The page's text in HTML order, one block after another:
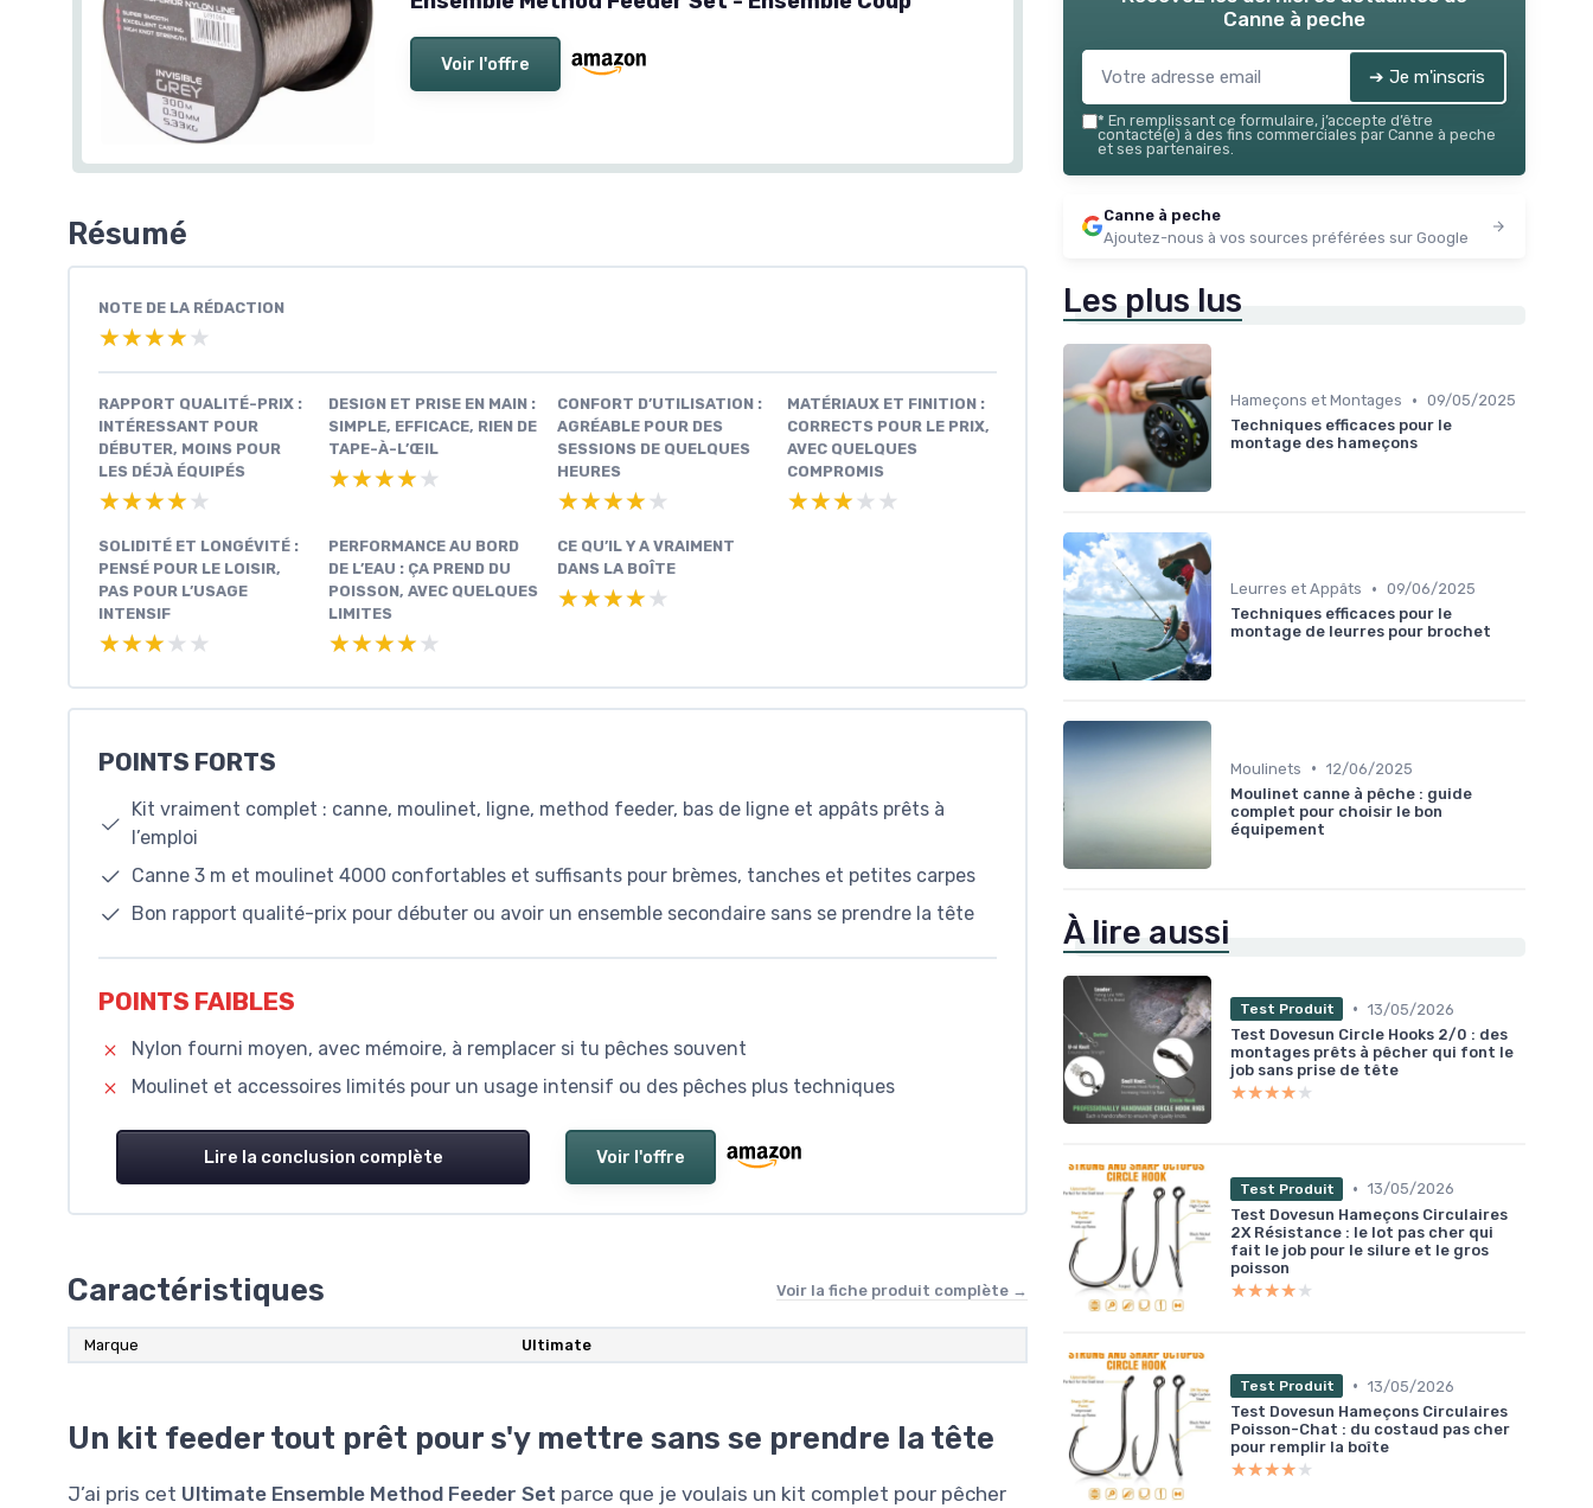
Voir l'offre
Résumé
NOTE DE LA RÉDACTION
★★★★★
★★★★★
RAPPORT QUALITÉ-PRIX :
INTÉRESSANT POUR
DÉBUTER, MOINS POUR
LES DÉJÀ ÉQUIPÉS
★★★★★
★★★★★
DESIGN ET PRISE EN MAIN :
SIMPLE, EFFICACE, RIEN DE
TAPE-À-L’ŒIL
★★★★★
★★★★★
CONFORT D’UTILISATION :
AGRÉABLE POUR DES
SESSIONS DE QUELQUES
HEURES
★★★★★
★★★★★
MATÉRIAUX ET FINITION :
CORRECTS POUR LE PRIX,
AVEC QUELQUES
COMPROMIS
★★★★★
★★★★★
SOLIDITÉ ET LONGÉVITÉ :
PENSÉ POUR LE LOISIR,
PAS POUR L’USAGE
INTENSIF
★★★★★
★★★★★
PERFORMANCE AU BORD
DE L’EAU : ÇA PREND DU
POISSON, AVEC QUELQUES
LIMITES
★★★★★
★★★★★
CE QU’IL Y A VRAIMENT
DANS LA BOÎTE
★★★★★
★★★★★
POINTS FORTS
Kit vraiment complet : canne, moulinet, ligne, method feeder, bas de ligne et appâts prêts à
l’emploi
Canne 3 m et moulinet 4000 confortables et suffisants pour brèmes, tanches et petites carpes
Bon rapport qualité-prix pour débuter ou avoir un ensemble secondaire sans se prendre la tête
POINTS FAIBLES
Nylon fourni moyen, avec mémoire, à remplacer si tu pêches souvent
Moulinet et accessoires limités pour un usage intensif ou des pêches plus techniques
Lire la conclusion complète Voir l'offre
Caractéristiques Voir la fiche produit complète →
Marque Ultimate
Un kit feeder tout prêt pour s'y mettre sans se prendre la tête
J’ai pris cet Ultimate Ensemble Method Feeder Set parce que je voulais un kit complet pour pêcher
Canne à peche
➔ Je m'inscris
* En remplissant ce formulaire, j’accepte d’être
contacté(e) à des fins commerciales par Canne à peche
et ses partenaires.
Canne à peche
Ajoutez-nous à vos sources préférées sur Google
Les plus lus
Hameçons et Montages • 09/05/2025
Techniques efficaces pour le
montage des hameçons
Leurres et Appâts • 09/06/2025
Techniques efficaces pour le
montage de leurres pour brochet
Moulinets • 12/06/2025
Moulinet canne à pêche : guide
complet pour choisir le bon
équipement
À lire aussi
Test Produit • 13/05/2026
Test Dovesun Circle Hooks 2/0 : des
montages prêts à pêcher qui font le
job sans prise de tête
★★★★★
★★★★★
Test Produit • 13/05/2026
Test Dovesun Hameçons Circulaires
2X Résistance : le lot pas cher qui
fait le job pour le silure et le gros
poisson
★★★★★
★★★★★
Test Produit • 13/05/2026
Test Dovesun Hameçons Circulaires
Poisson-Chat : du costaud pas cher
pour remplir la boîte
★★★★★
★★★★★